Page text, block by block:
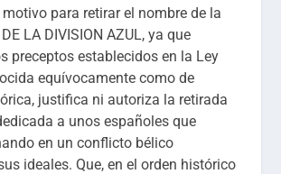
para retirar el nombre de la
LA DIVISION AZUL, ya que
preceptos establecidos en la Ley
equívocamente como de
justifica ni autoriza la retirada
a unos españoles que
en un conflicto bélico
ideales. Que, en el orden histórico